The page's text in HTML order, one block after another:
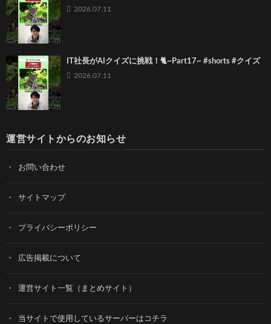
2026.07.11
IT社長がAIクイズに挑戦！🐈~Part17~ #shorts #クイズ
2026.07.11
運営サイトからのお知らせ
お問い合わせ
サイトマップ
プライバシーポリシー
広告掲載について
運営サイト一覧（まとめサイト）
当サイトで使用しているサーバーはコチラ